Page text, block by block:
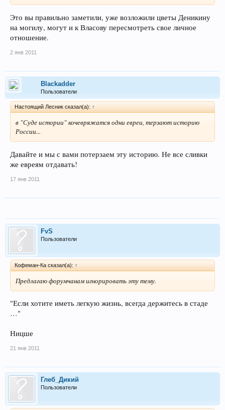
Это вы правильно заметили, уже возложили цветы Деникину
на могилу, могут и к Власову пересмотреть свое личное
отношение.
2 янв 2011
Blackadder
Пользователи
Настоящий Лесник сказал(а): ↑
в "Суде истории" кочевряжатся одни евреи, терзают историю
России...
Давайте и мы с вами потерзаем эту историю. Не все сливки
же евреям отдавать!
17 янв 2011
FvS
Пользователи
Кофеман-Ка сказал(а): ↑
Предлагаю форумчанам игнорировать эту тему.
"Если хотите иметь легкую жизнь, всегда держитесь в стаде
…"
Ницше
21 янв 2011
Глеб_Дикий
Пользователи